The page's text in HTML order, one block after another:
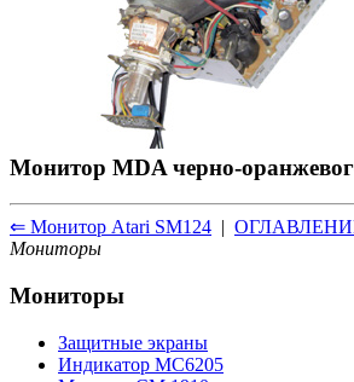
Монитор MDA черно-
⇐ Монитор Atari SM124 |
Мониторы
Мониторы
Защитные экраны
Индикатор МС6205